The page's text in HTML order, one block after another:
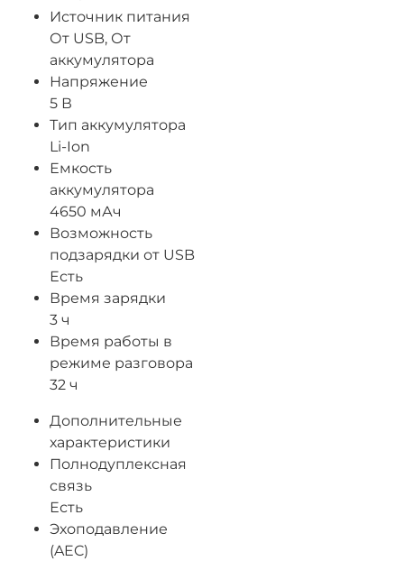
Источник питания
От USB, От
аккумулятора
Напряжение
5 В
Тип аккумулятора
Li-Ion
Емкость
аккумулятора
4650 мАч
Возможность
подзарядки от USB
Есть
Время зарядки
3 ч
Время работы в
режиме разговора
32 ч
Дополнительные
характеристики
Полнодуплексная
связь
Есть
Эхоподавление
(AEC)